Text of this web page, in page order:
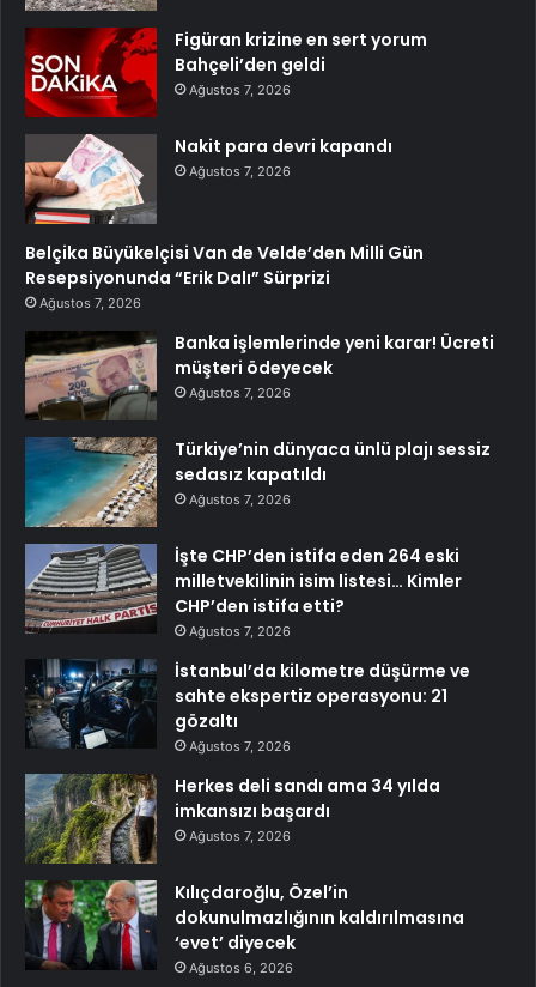
Figüran krizine en sert yorum
Bahçeli’den geldi
Ağustos 7, 2026
Nakit para devri kapandı
Ağustos 7, 2026
Belçika Büyükelçisi Van de Velde’den Milli Gün
Resepsiyonunda “Erik Dalı” Sürprizi
Ağustos 7, 2026
Banka işlemlerinde yeni karar! Ücreti
müşteri ödeyecek
Ağustos 7, 2026
Türkiye’nin dünyaca ünlü plajı sessiz
sedasız kapatıldı
Ağustos 7, 2026
İşte CHP’den istifa eden 264 eski
milletvekilinin isim listesi… Kimler
CHP’den istifa etti?
Ağustos 7, 2026
İstanbul’da kilometre düşürme ve
sahte ekspertiz operasyonu: 21
gözaltı
Ağustos 7, 2026
Herkes deli sandı ama 34 yılda
imkansızı başardı
Ağustos 7, 2026
Kılıçdaroğlu, Özel’in
dokunulmazlığının kaldırılmasına
‘evet’ diyecek
Ağustos 6, 2026